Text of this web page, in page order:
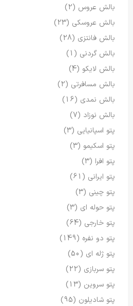
بالش عروس (2)
بالش عروسکی (23)
بالش فانتزی (28)
بالش گردنی (1)
بالش لایکو (4)
بالش مسافرتی (2)
بالش نمدی (16)
بالش نوزاد (7)
پتو اسپانیایی (3)
پتو اسکیمو (3)
پتو افرا (3)
پتو ایرانی (61)
پتو چینی (3)
پتو حوله ای (3)
پتو خارجی (64)
پتو دو نفره (149)
پتو ژله ای (50)
پتو سربازی (22)
پتو سروین (13)
پتو شادیلون (95)